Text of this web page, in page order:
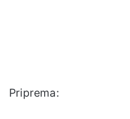
Priprema: